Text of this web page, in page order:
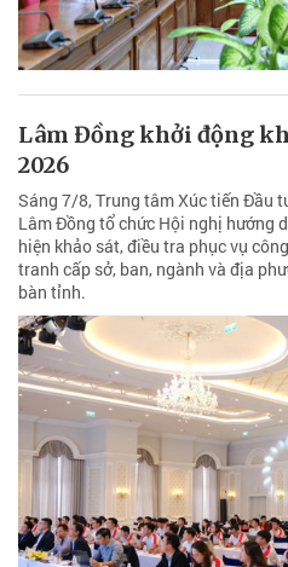
Lâm Đồng khởi động
2026
Sáng 7/8, Trung tâm Xúc tiến Đầu
Lâm Đồng tổ chức Hội nghị hướng
hiện khảo sát, điều tra phục vụ
tranh cấp sở, ban, ngành và địa
bàn tỉnh.